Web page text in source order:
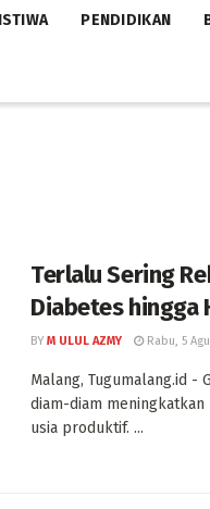
PENDIDIKAN
Terlalu Sering
Diabetes hingga
BY M ULUL AZMY Rabu, 5
Malang, Tugumalang.id -
diam-diam
usia produktif. ...